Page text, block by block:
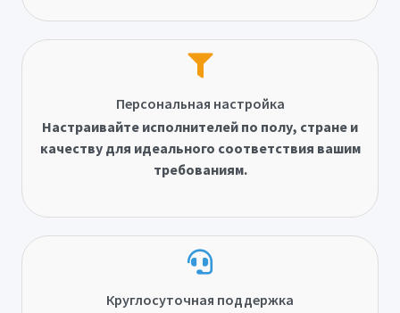
Персональная настройка
Настраивайте исполнителей по полу, стране и
качеству для идеального соответствия вашим
требованиям.
Круглосуточная поддержка